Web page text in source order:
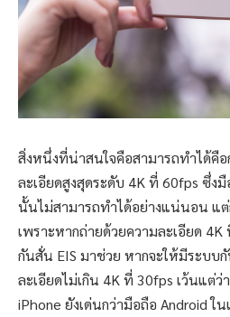
สิ่งหนึ่งที่น่าสนใจคือสามารถทำได้คือ
ละเอียดสูงสุดระดับ 4K ที่ 60fps ซึ่ง
นั้นไม่สามารถทำได้อย่างแน่นอน แต่
เพราะหากถ่ายด้วยความละเอียด
กันสั่น EIS มาช่วย หากจะให้มีระบบ
ละเอียดไม่เกิน 4K ที่ 30fps เว้นแต่ว่
iPhone ยังเด่นกว่ามือถือ Android ใ